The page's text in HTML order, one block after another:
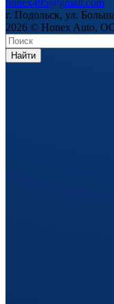
г. Подольск, ул.
2026 © Honex Auto,
Найти